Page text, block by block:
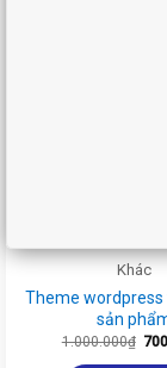
Khác
Theme wordpress
sản
1.000.000₫ Giá